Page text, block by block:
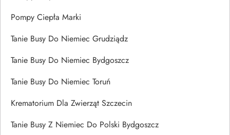
Pompy Ciepła Marki
Tanie Busy Do Niemiec Grudziądz
Tanie Busy Do Niemiec Bydgoszcz
Tanie Busy Do Niemiec Toruń
Krematorium Dla Zwierząt Szczecin
Tanie Busy Z Niemiec Do Polski Bydgoszcz